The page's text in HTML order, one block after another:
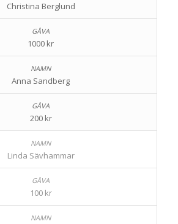
Christina Berglund
1000 kr
Anna Sandberg
200 kr
Linda Sävhammar
100 kr